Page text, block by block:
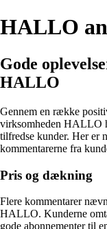
HALLO
Gode
HALLO
Gennem en række
virksomheden HALLO
tilfredse kunder. Her er
kommentarerne fra
Pris og dækning
Flere kommentarer
HALLO. Kunderne
gode abonnementer til